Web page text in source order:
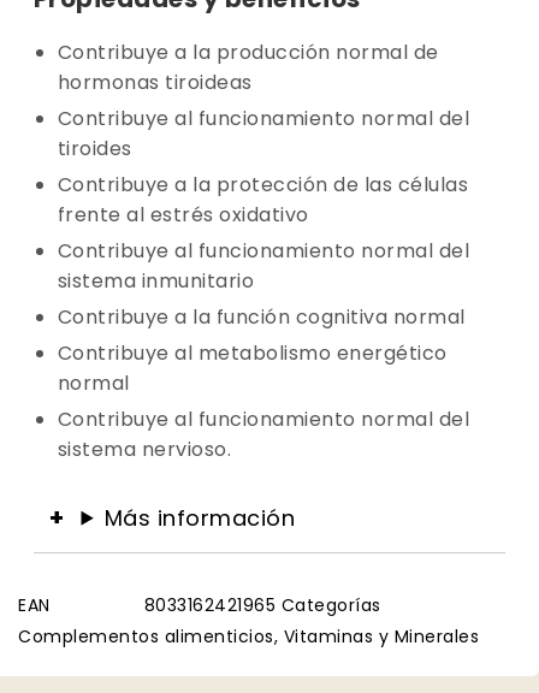
Contribuye a la producción normal de
hormonas tiroideas
Contribuye al funcionamiento normal del
tiroides
Contribuye a la protección de las células
frente al estrés oxidativo
Contribuye al funcionamiento normal del
sistema inmunitario
Contribuye a la función cognitiva normal
Contribuye al metabolismo energético
normal
Contribuye al funcionamiento normal del
sistema nervioso.
Más información
EAN 8033162421965 Categorías
Complementos alimenticios, Vitaminas y Minerales